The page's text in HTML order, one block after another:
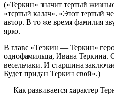
(«Теркин» значит тертый
«тертый калач». «Этот тертый
автор. В то же время фамилия
ярко.
В главе «Теркин — Теркин»
однофамильца, Ивана Теркина.
весельчаки. И старшина
Будет придан Теркин свой».)
— Как развивается характер